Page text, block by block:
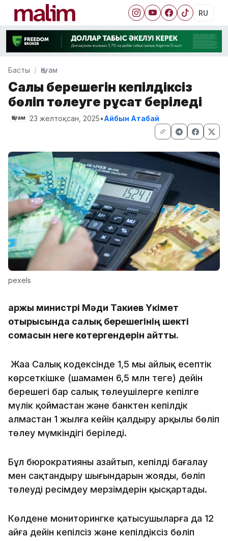
RU
Басты Қоғам
Салық берешегін кепілдіксіз
бөліп төлеуге рұқсат беріледі
Қоғам 23 желтоқсан, 2025•Айбын Атабай
pexels
Қаржы министрі Мәди Такиев Үкімет
отырысында салық берешегінің шекті
сомасын неге көтергендерін айтты.
Жаңа Салық кодексінде 1,5 мың айлық есептік
көрсеткішке (шамамен 6,5 млн теңге) дейін
берешегі бар салық төлеушілерге кепілге
мүлік қоймастан және банктен кепілдік
алмастан 1 жылға кейін қалдыру арқылы бөліп
төлеу мүмкіндігі беріледі.
Бұл бюрократияны азайтып, кепілді бағалау
мен сақтандыру шығындарын жояды, бөліп
төлеуді ресімдеу мерзімдерін қысқартады.
Көлденең мониторингке қатысушыларға да 12
айға дейін кепілсіз және кепілдіксіз бөліп